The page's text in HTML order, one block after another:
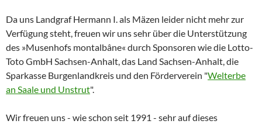
Da uns Landgraf Hermann I. als Mäzen leider nicht mehr zur
Verfügung steht, freuen wir uns sehr über die Unterstützung
des »Musenhofs montalbâne« durch Sponsoren wie die Lotto-
Toto GmbH Sachsen-Anhalt, das Land Sachsen-Anhalt, die
Sparkasse Burgenlandkreis und den Förderverein "Welterbe
an Saale und Unstrut".
Wir freuen uns - wie schon seit 1991 - sehr auf dieses